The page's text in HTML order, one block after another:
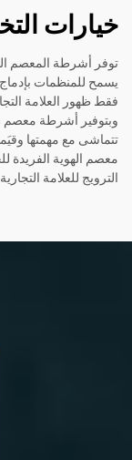
خيارات
توفر أشرطة المعصم
يسمح للمنظمات
فقط ظهور العلامة
وبتوفير أشرطة
تتماشى مع مهمتها
معصم الهوية الفريدة
الترويج للعلامة